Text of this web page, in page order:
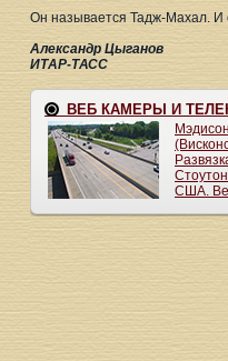
Он называется Тадж-Махал. И
Александр Цыганов
ИТАР-ТАСС